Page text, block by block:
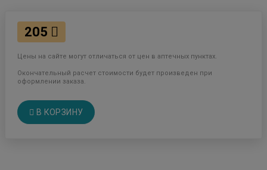
205
Цены на сайте могут отличаться от цен в аптечных пунктах.
Окончательный расчет стоимости будет произведен при
оформлении заказа.
В КОРЗИНУ